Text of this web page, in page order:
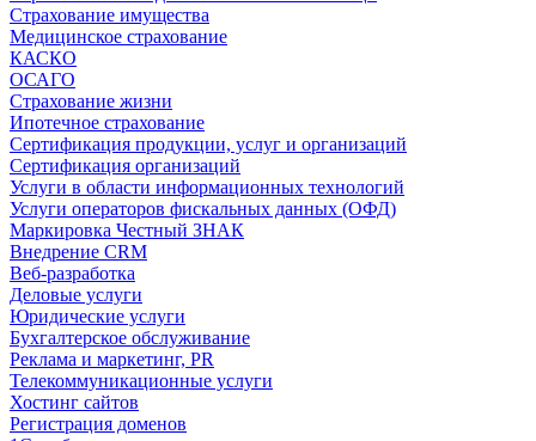
Страхование имущества
Медицинское страхование
КАСКО
ОСАГО
Страхование жизни
Ипотечное страхование
Сертификация продукции, услуг и организаций
Сертификация организаций
Услуги в области информационных технологий
Услуги операторов фискальных данных (ОФД)
Маркировка Честный ЗНАК
Внедрение CRM
Веб-разработка
Деловые услуги
Юридические услуги
Бухгалтерское обслуживание
Реклама и маркетинг, PR
Телекоммуникационные услуги
Хостинг сайтов
Регистрация доменов